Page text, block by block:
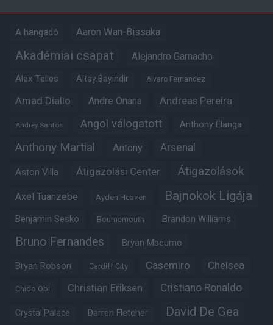
A hangadó Aaron Wan-Bissaka
Akadémiai csapat Alejandro Garnacho
Alex Telles Altay Bayindir Alvaro Fernandez
Amad Diallo Andre Onana Andreas Pereira
Andrey Santos Angol válogatott Anthony Elanga
Anthony Martial Antony Arsenal
Aston Villa Átigazolási Center Átigazolások
Axel Tuanzebe Ayden Heaven Bajnokok Ligája
Benjamin Sesko Bournemouth Brandon Williams
Bruno Fernandes Bryan Mbeumo
Bryan Robson Cardiff City Casemiro Chelsea
Chido Obi Christian Eriksen Cristiano Ronaldo
Crystal Palace Darren Fletcher David De Gea